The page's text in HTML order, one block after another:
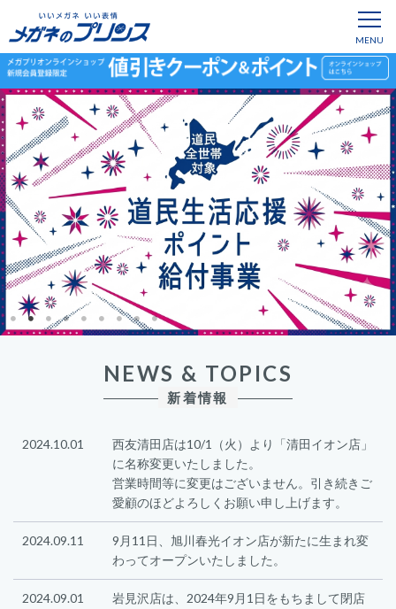
NEWS & TOPICS
新着情報
2024.10.01
西友清田店は10/1（火）より「清田イオン店」
に名称変更いたしました。
営業時間等に変更はございません。引き続きご
愛顧のほどよろしくお願い申し上げます。
2024.09.11
9月11日、旭川春光イオン店が新たに生まれ変
わってオープンいたしました。
2024.09.01
岩見沢店は、2024年9月1日をもちまして閉店